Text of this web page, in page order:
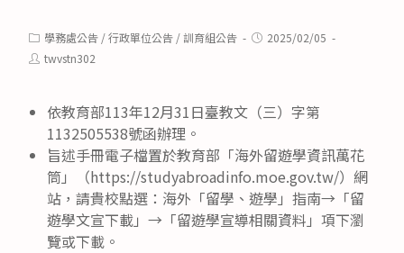
Post
category:
學務處公告 /行政單位公告 /訓育組公告
Post2025/02/05
Posttwvstn302
依教育部113年12月31日臺教文（三）字第
1132505538號函辦理。
旨述手冊電子檔置於教育部「海外留遊學資訊萬花
筒」（https://studyabroadinfo.moe.gov.tw/）網
站，請貴校點選：海外「留學、遊學」指南→「留
遊學文宣下載」→「留遊學宣導相關資料」項下瀏
覽或下載。